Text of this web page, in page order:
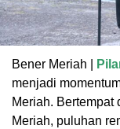
Bener Meriah |
menjadi
Meriah. Bertempat
Meriah, puluhan